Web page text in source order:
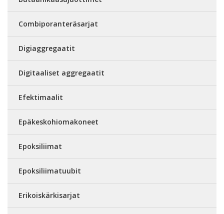
Combiporanteräsarjat
Digiaggregaatit
Digitaaliset aggregaatit
Efektimaalit
Epäkeskohiomakoneet
Epoksiliimat
Epoksiliimatuubit
Erikoiskärkisarjat